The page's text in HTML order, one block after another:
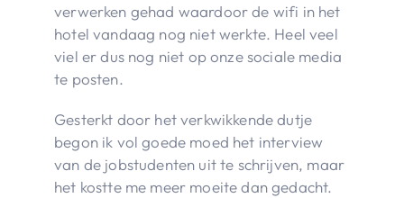
verwerken gehad waardoor de wifi in het
hotel vandaag nog niet werkte. Heel veel
viel er dus nog niet op onze sociale media
te posten.
Gesterkt door het verkwikkende dutje
begon ik vol goede moed het interview
van de jobstudenten uit te schrijven, maar
het kostte me meer moeite dan gedacht.